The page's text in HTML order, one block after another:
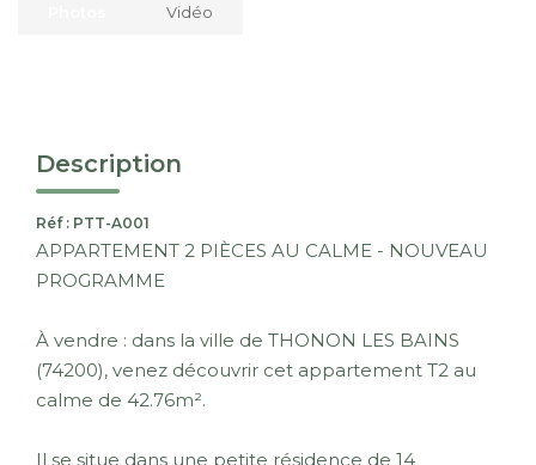
Vidéo
Description
Réf : PTT-A001
APPARTEMENT 2 PIÈCES AU CALME - NOUVEAU
PROGRAMME
À vendre : dans la ville de THONON LES BAINS
(74200), venez découvrir cet appartement T2 au
calme de 42.76m².
Il se situe dans une petite résidence de 14